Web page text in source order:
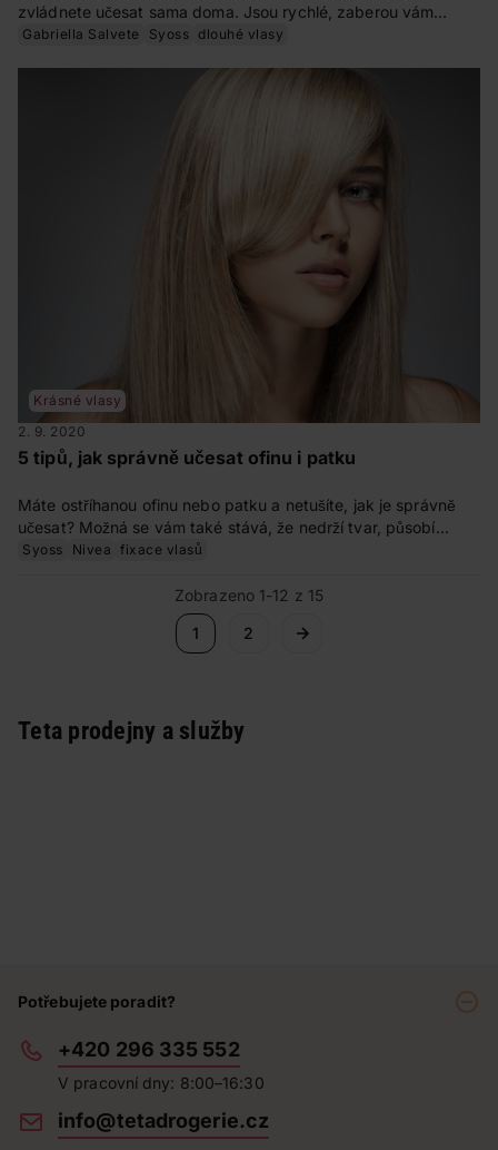
zvládnete učesat sama doma. Jsou rychlé, zaberou vám
opravdu pár minut, vypadají krásně a nepotřebujete k nim
Gabriella Salvete Syoss dlouhé vlasy
Krásné vlasy
2. 9. 2020
5 tipů, jak správně učesat ofinu i patku
Máte ostříhanou ofinu nebo patku a netušíte, jak je správně
učesat? Možná se vám také stává, že nedrží tvar, působí
zplihle nebo se vlní jinak, než potřebujete. A jak je usměrnit?
Syoss Nivea fixace vlasů
Zobrazeno 1-12 z 15
1
2
Teta prodejny a služby
Potřebujete poradit?
+420 296 335 552
V pracovní dny: 8:00–16:30
info@tetadrogerie.cz